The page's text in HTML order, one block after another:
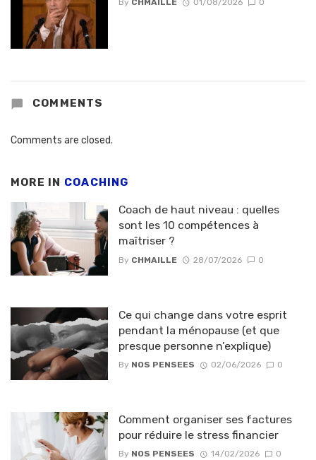
COMMENTS
Comments are closed.
MORE IN COACHING
Coach de haut niveau : quelles
sont les 10 compétences à
maîtriser ?
By CHMAILLE 28/07/2026 0
Ce qui change dans votre esprit
pendant la ménopause (et que
presque personne n’explique)
By NOS PENSEES 02/06/2026 0
Comment organiser ses factures
pour réduire le stress financier
By NOS PENSEES 14/02/2026 0